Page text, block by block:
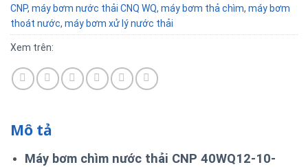
CNP, máy bơm nước thải CNQ WQ, máy bơm thả chìm, máy bơm
thoát nước, máy bơm xử lý nước thải
Xem trên:
Mô tả
Máy bơm chìm nước thải CNP 40WQ12-10-